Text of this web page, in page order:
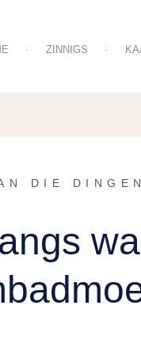
ZINNIGS
DIE DINGEN